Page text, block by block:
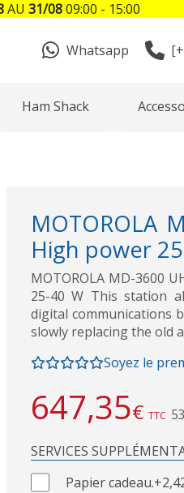
Whatsapp
Ham Shack
MOTOROLA
High power
MOTOROLA MD-3600
25-40 W This station
digital communications
slowly replacing the old
Soyez le
647,35€ TTC
SERVICES
Papier cadeau.
AU 31/0809:00 - 15:00